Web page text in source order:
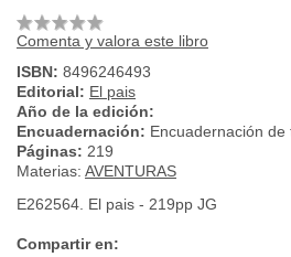
Comenta y valora este libro
ISBN: 8496246493
Editorial: El pais
Año de la edición:
Encuadernación: Encuadernación de
Páginas: 219
Materias: AVENTURAS
E262564. El pais - 219pp JG
Compartir en: